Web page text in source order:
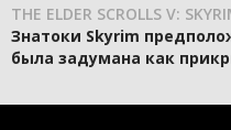
THE ELDER SCROLLS V:
Знатоки Skyrim
была задумана как